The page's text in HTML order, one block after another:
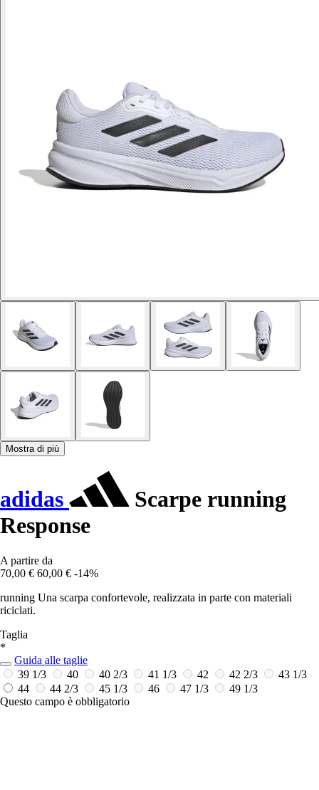
Mostra di più
adidas
Scarpe running
Response
A partire da
70,00 € 60,00 € -14%
running Una scarpa confortevole, realizzata in parte con materiali
riciclati.
Taglia
*
Guida alle taglie
39 1/3
40 40 2/3 41 1/3 42 42 2/3
43 1/3
44
44 2/3 45 1/3 46 47 1/3
49 1/3
Questo campo è obbligatorio